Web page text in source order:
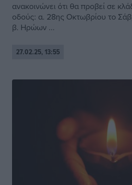
ανακοινώνει ότι θα προβεί σε
οδούς: α. 28ης Οκτωβρίου το
β. Ηρώων ...
27.02.25, 13:55